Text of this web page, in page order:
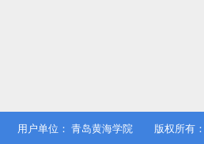
用户单位： 青岛黄海学院 版权所有：